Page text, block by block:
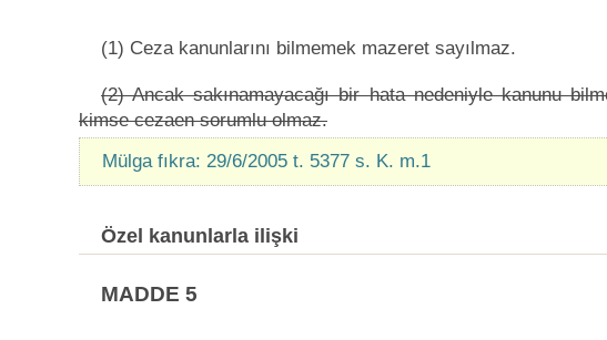
(1) Ceza kanunlarını bilmemek mazeret sayılmaz.
(2) Ancak sakınamayacağı bir hata nedeniyle kanunu
kimse cezaen sorumlu olmaz.
Mülga fıkra: 29/6/2005 t. 5377 s. K. m.1
Özel kanunlarla ilişki
MADDE 5